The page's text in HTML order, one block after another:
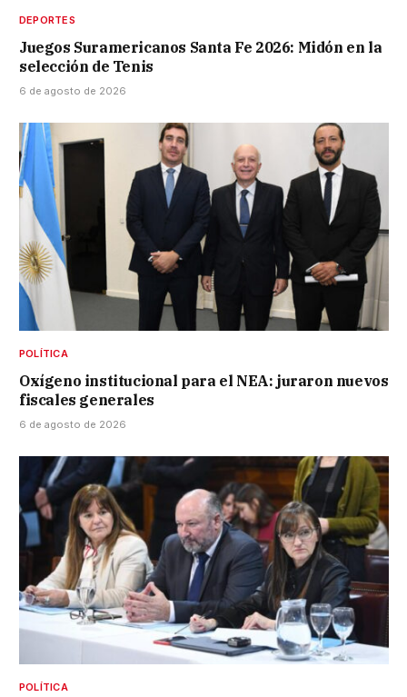
DEPORTES
Juegos Suramericanos Santa Fe 2026: Midón en la
selección de Tenis
6 de agosto de 2026
POLÍTICA
Oxígeno institucional para el NEA: juraron nuevos
fiscales generales
6 de agosto de 2026
POLÍTICA